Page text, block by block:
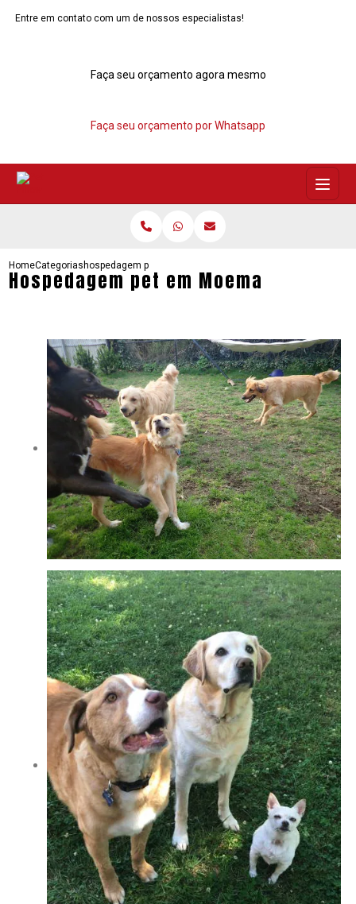
Entre em contato com um de nossos especialistas!
Faça seu orçamento agora mesmo
Faça seu orçamento por Whatsapp
HomeCategorias hospedagem pet moema
Hospedagem pet em Moema